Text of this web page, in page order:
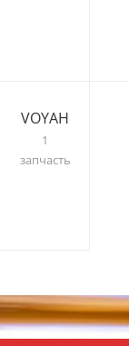
VOYAH
1
запчасть